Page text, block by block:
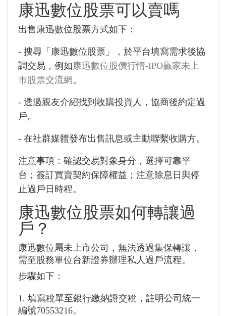
康迅數位股票可以賣嗎
出售康迅數位股票方式如下：
- 搜尋「康迅數位股票」，於平台填寫需求後協
調交易，例如康迅數位股價行情-IPO贏家未上
市股票交流網。
- 透過親友介紹找到收購投資人，協商後約定過
戶。
- 在社群媒體發布出售訊息或主動聯繫收購方。
注意事項：確認交易對象身分，選擇可靠平
台；簽訂買賣契約保障權益；注意除息日與停
止過戶日時程。
康迅數位股票如何轉讓過
戶？
康迅數位屬未上市公司，無法透過集保轉讓，
需至股務單位台新證券辦理私人過戶流程。
步驟如下：
1. 填寫稅單至銀行繳納證交稅，註明公司統一
編號70553216。